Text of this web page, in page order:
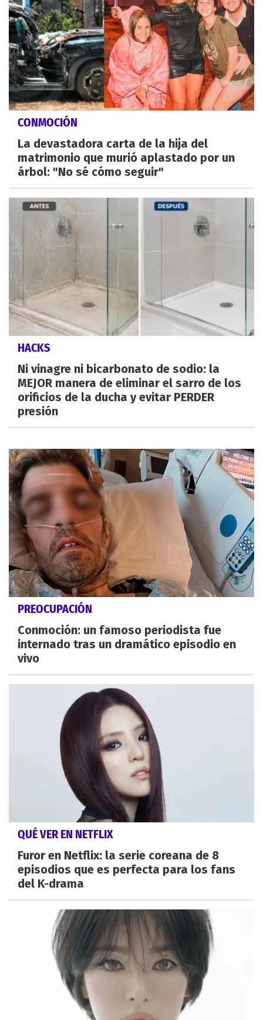
CONMOCIÓN
La devastadora carta de la hija del
matrimonio que murió aplastado por un
árbol: "No sé cómo seguir"
HACKS
Ni vinagre ni bicarbonato de sodio: la
MEJOR manera de eliminar el sarro de los
orificios de la ducha y evitar PERDER
presión
PREOCUPACIÓN
Conmoción: un famoso periodista fue
internado tras un dramático episodio en
vivo
QUÉ VER EN NETFLIX
Furor en Netflix: la serie coreana de 8
episodios que es perfecta para los fans
del K-drama